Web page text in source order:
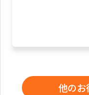
他のお